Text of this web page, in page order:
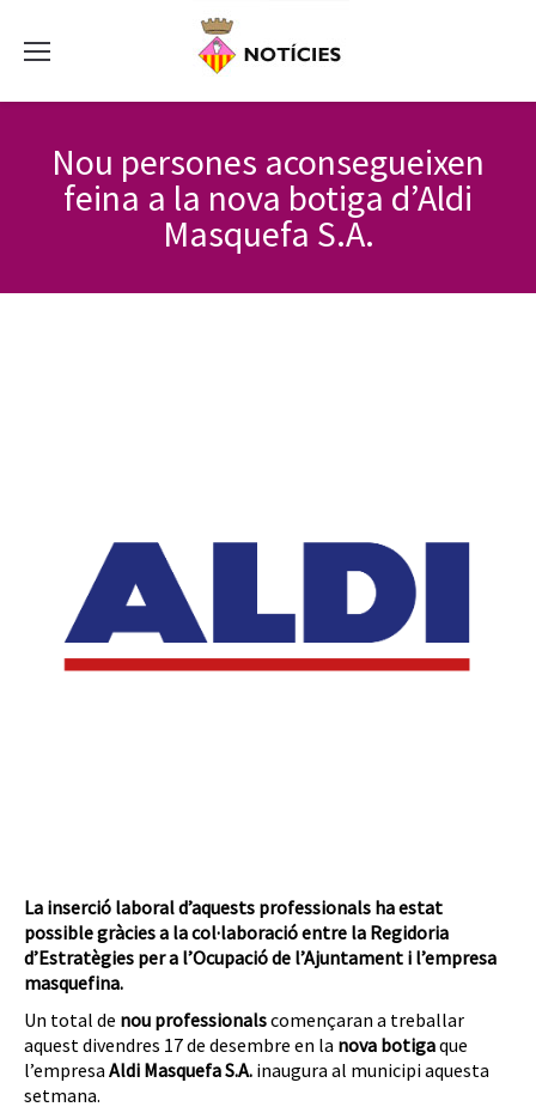
Nou persones aconsegueixen
feina a la nova botiga d’Aldi
Masquefa S.A.
La inserció laboral d’aquests professionals ha estat
possible gràcies a la col·laboració entre la Regidoria
d’Estratègies per a l’Ocupació de l’Ajuntament i l’empresa
masquefina.
Un total de nou professionalscomençaran a treballar
aquest divendres 17 de desembre en la nova botigaque
l’empresa Aldi Masquefa S.A. inaugura al municipi aquesta
setmana.